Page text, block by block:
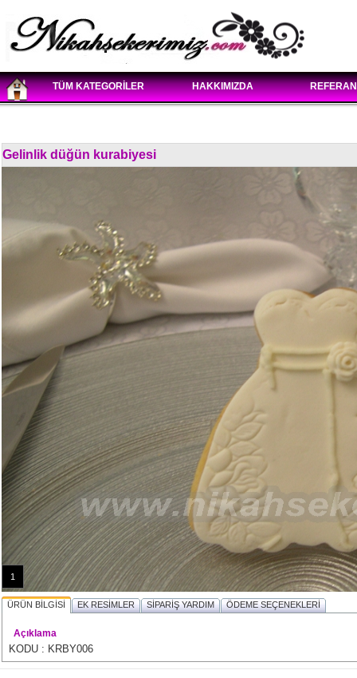
TÜM KATEGORİLER HAKKIMIZDA
Gelinlik düğün kurabiyesi
1
ÜRÜN BİLGİSİ EK RESİMLER SİPARİŞ YARDIM ÖDEME SEÇENEKLERİ
Açıklama
KODU : KRBY006